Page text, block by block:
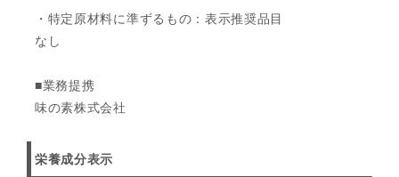
・特定原材料に準ずるもの：表示推奨品目
なし
■業務提携
味の素株式会社
栄養成分表示